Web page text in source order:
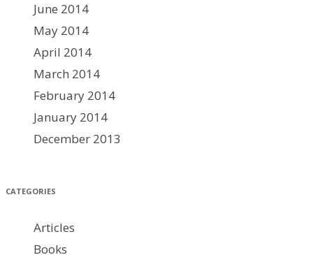
June 2014
May 2014
April 2014
March 2014
February 2014
January 2014
December 2013
CATEGORIES
Articles
Books